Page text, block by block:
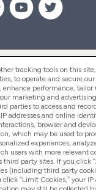
tracking tools on this
to operate and secure
enhance performance, tailor
marketing and
parties to access and
addresses and online
browser and
which may be used to
experiences,
users with more relevant
third party sites. If you click
(including third party
“Limit Cookies,” your IP